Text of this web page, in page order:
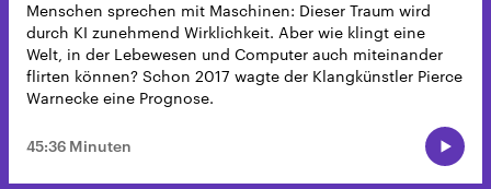
Menschen sprechen mit Maschinen: Dieser Traum wird
durch KI zunehmend Wirklichkeit. Aber wie klingt eine
Welt, in der Lebewesen und Computer auch miteinander
flirten können? Schon 2017 wagte der Klangkünstler Pierce
Warnecke eine Prognose.
45:36 Minuten